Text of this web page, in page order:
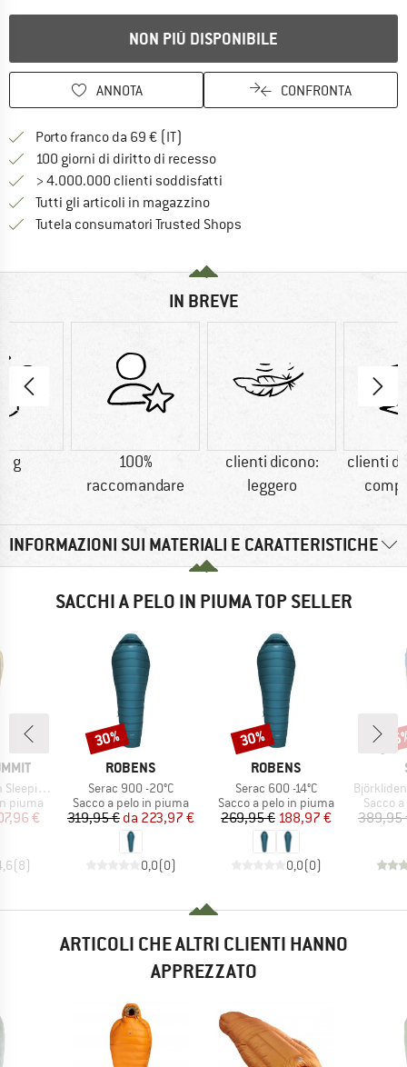
NON PIÙ DISPONIBILE
ANNOTA CONFRONTA
Porto franco da 69 € (IT)
100 giorni di diritto di recessoVai alla politica di recesso qui
> 4.000.000 clienti soddisfatti
Tutti gli articoli in magazzino
Tutela consumatori Trusted Shops
IN BREVE
g
100%
raccomandare
clienti dicono:
leggero
clienti
INFORMAZIONI SUI MATERIALI E CARATTERISTICHE
SACCHI A PELO IN PIUMA TOP SELLER
Bag
piuma
ridotto
€
(8)
MARCHIO
ROBENS
Articolo
Serac 900 -20°C
Gruppo di prodotti
Sacco a pelo in piuma
Prezzo
319,95 € Prezzo ridotto
da 223,97 €
0,0(0)
Sconto
30%
MARCHIO
ROBENS
Articolo
Serac 600 -14°C
Gruppo di prodotti
Sacco a pelo in piuma
Prezzo
269,95 €Prezzo ridotto
188,97 €
0,0(0)
Sconto
30%
Articolo
BjörklidenSt. II
Sacco
389,95
ARTICOLI CHE ALTRI CLIENTI HANNO
APPREZZATO